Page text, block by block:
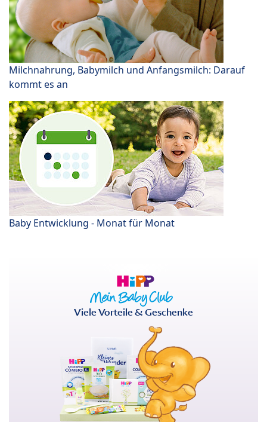
Milchnahrung, Babymilch und Anfangsmilch: Darauf
kommt es an
Baby Entwicklung - Monat für Monat
Viele Vorteile & Geschenke